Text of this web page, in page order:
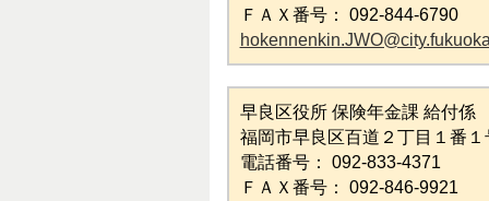
ＦＡＸ番号： 092-844-6790
早良区役所 保険年金課 給付係
福岡市早良区百道２丁目１番１
電話番号： 092-833-4371
ＦＡＸ番号： 092-846-9921